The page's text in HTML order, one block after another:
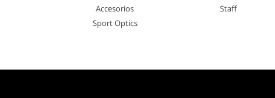
Accesorios
Sport Optics
Staff